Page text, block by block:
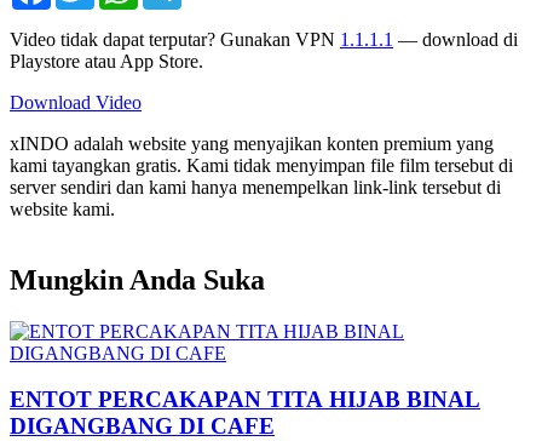
Video tidak dapat terputar? Gunakan VPN 1.1.1.1 — download di
Playstore atau App Store.
Download Video
xINDO adalah website yang menyajikan konten premium yang
kami tayangkan gratis. Kami tidak menyimpan file film tersebut di
server sendiri dan kami hanya menempelkan link-link tersebut di
website kami.
Mungkin Anda Suka
ENTOT PERCAKAPAN TITA HIJAB BINAL
DIGANGBANG DI CAFE